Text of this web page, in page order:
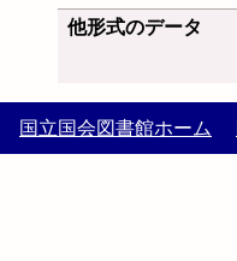
他形式のデータ
国立国会図書館ホーム